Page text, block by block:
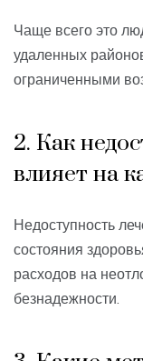
Чаще всего это
удаленных
ограниченными
2. Как
влияет на
Недоступность
состояния
расходов на
безнадежности.